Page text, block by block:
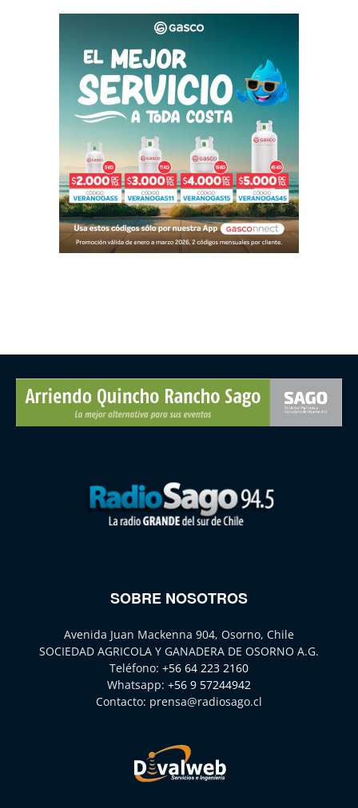
SOBRE NOSOTROS
Avenida Juan Mackenna 904, Osorno, Chile
SOCIEDAD AGRICOLA Y GANADERA DE OSORNO A.G.
Teléfono: +56 64 223 2160
Whatsapp: +56 9 57244942
Contacto: prensa@radiosago.cl